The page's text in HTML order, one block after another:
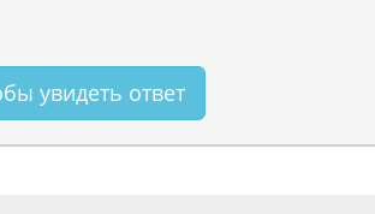
увидеть ответ